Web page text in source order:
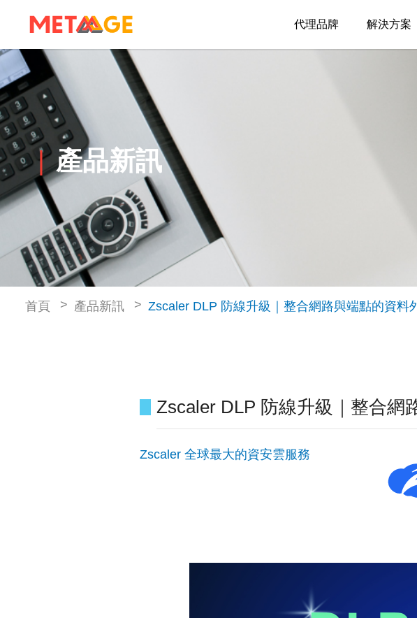
代理品牌 解決方案
產品新訊
首頁 產品新訊 Zscaler DLP 防線升級｜整合網路與端點的資料
Zscaler DLP 防線升級｜整合網
Zscaler 全球最大的資安雲服務